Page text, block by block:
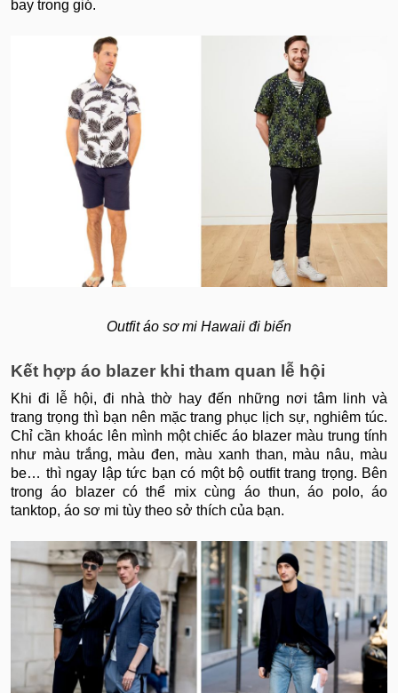
bay trong gió.
Outfit áo sơ mi Hawaii đi biển
Kết hợp áo blazer khi tham quan lễ hội
Khi đi lễ hội, đi nhà thờ hay đến những nơi tâm linh và
trang trọng thì bạn nên mặc trang phục lịch sự, nghiêm túc.
Chỉ cần khoác lên mình một chiếc áo blazer màu trung tính
như màu trắng, màu đen, màu xanh than, màu nâu, màu
be… thì ngay lập tức bạn có một bộ outfit trang trọng. Bên
trong áo blazer có thể mix cùng áo thun, áo polo, áo
tanktop, áo sơ mi tùy theo sở thích của bạn.